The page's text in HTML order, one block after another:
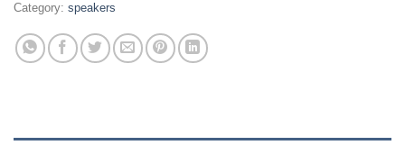
Category: speakers